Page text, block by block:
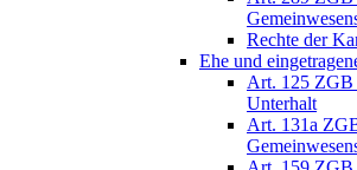
Rechte der
Ehe und
Art. 125 ZGB
Unterhalt
Art. 131a